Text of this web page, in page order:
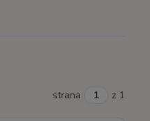
strana z 1